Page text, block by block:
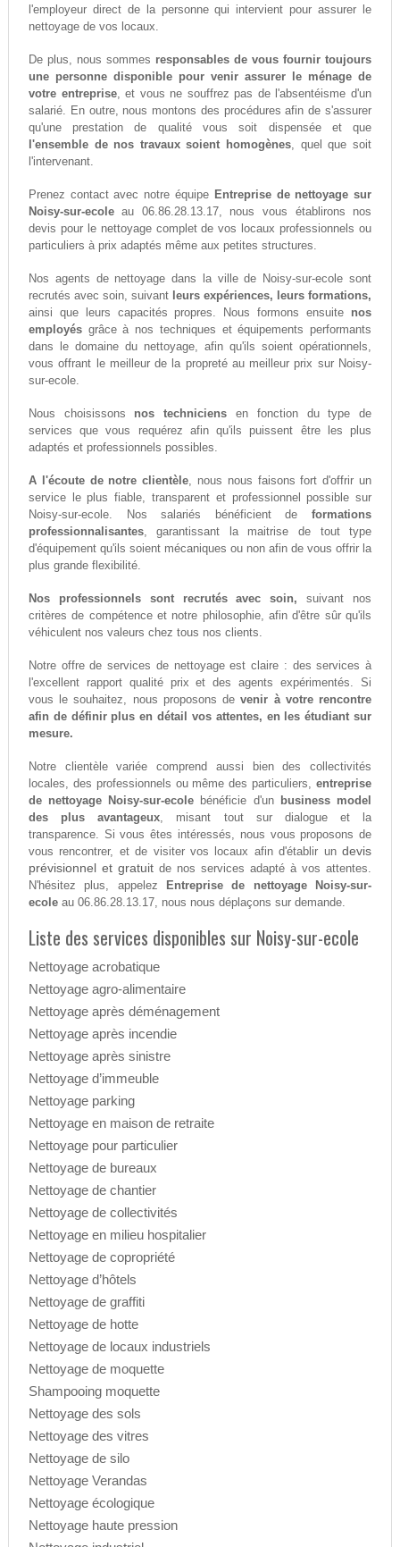
l'employeur direct de la personne qui intervient pour assurer le
nettoyage de vos locaux.
De plus, nous sommes responsables de vous fournir toujours
une personne disponible pour venir assurer le ménage de
votre entreprise, et vous ne souffrez pas de l'absentéisme d'un
salarié. En outre, nous montons des procédures afin de s'assurer
qu'une prestation de qualité vous soit dispensée et que
l'ensemble de nos travaux soient homogènes, quel que soit
l'intervenant.
Prenez contact avec notre équipe Entreprise de nettoyage sur
Noisy-sur-ecoleau 06.86.28.13.17, nous vous établirons nos
devis pour le nettoyage complet de vos locaux professionnels ou
particuliers à prix adaptés même aux petites structures.
Nos agents de nettoyage dans la ville de Noisy-sur-ecole sont
recrutés avec soin, suivant leurs expériences, leurs formations,
ainsi que leurs capacités propres. Nous formons ensuite nos
employésgrâce à nos techniques et équipements performants
dans le domaine du nettoyage, afin qu'ils soient opérationnels,
vous offrant le meilleur de la propreté au meilleur prix sur Noisy-
sur-ecole.
Nous choisissons nos techniciens en fonction du type de
services que vous requérez afin qu'ils puissent être les plus
adaptés et professionnels possibles.
A l'écoute de notre clientèle, nous nous faisons fort d'offrir un
service le plus fiable, transparent et professionnel possible sur
Noisy-sur-ecole. Nos salariés bénéficient deformations
professionnalisantes, garantissant la maitrise de tout type
d'équipement qu'ils soient mécaniques ou non afin de vous offrir la
plus grande flexibilité.
Nos professionnels sont recrutés avec soin, suivant nos
critères de compétence et notre philosophie, afin d'être sûr qu'ils
véhiculent nos valeurs chez tous nos clients.
Notre offre de services de nettoyage est claire : des services à
l'excellent rapport qualité prix et des agents expérimentés. Si
vous le souhaitez, nous proposons devenir à votre rencontre
afin de définir plus en détail vos attentes, en les étudiant sur
mesure.
Notre clientèle variée comprend aussi bien des collectivités
locales, des professionnels ou même des particuliers,entreprise
de nettoyage Noisy-sur-ecole bénéficie d'un business model
des plus avantageux, misant tout sur dialogue et la
transparence. Si vous êtes intéressés, nous vous proposons de
vous rencontrer, et de visiter vos locaux afin d'établir undevis
prévisionnel et gratuitde nos services adapté à vos attentes.
N'hésitez plus, appelez
Entreprise de nettoyage Noisy-sur-
ecoleau 06.86.28.13.17, nous nous déplaçons sur demande.
Liste des services disponibles sur Noisy-sur-ecole
Nettoyage acrobatique
Nettoyage agro-alimentaire
Nettoyage après déménagement
Nettoyage après incendie
Nettoyage après sinistre
Nettoyage d’immeuble
Nettoyage parking
Nettoyage en maison de retraite
Nettoyage pour particulier
Nettoyage de bureaux
Nettoyage de chantier
Nettoyage de collectivités
Nettoyage en milieu hospitalier
Nettoyage de copropriété
Nettoyage d’hôtels
Nettoyage de graffiti
Nettoyage de hotte
Nettoyage de locaux industriels
Nettoyage de moquette
Shampooing moquette
Nettoyage des sols
Nettoyage des vitres
Nettoyage de silo
Nettoyage Verandas
Nettoyage écologique
Nettoyage haute pression